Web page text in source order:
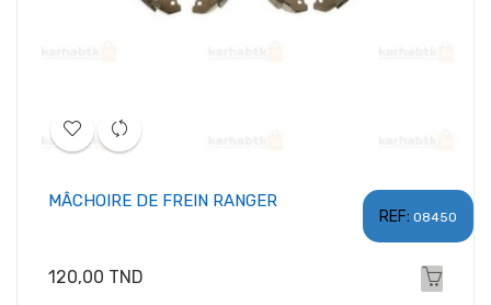
REF: 08450
MÂCHOIRE DE FREIN RANGER
Prix
120,00 TND